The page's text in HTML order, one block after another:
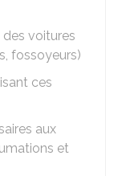
voitures
fossoyeurs)
ces
aux
et